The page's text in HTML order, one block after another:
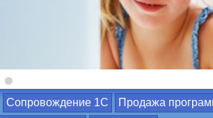
Сопровождение 1С
Продажа